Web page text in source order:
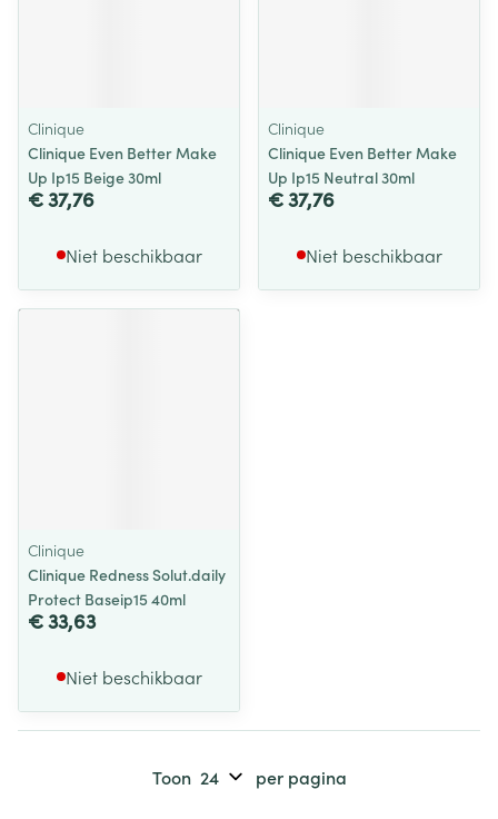
Clinique
Clinique Even Better Make
Up Ip15 Beige 30ml
€ 37,76
Niet beschikbaar
Clinique
Clinique Even Better Make
Up Ip15 Neutral 30ml
€ 37,76
Niet beschikbaar
Clinique
Clinique Redness Solut.daily
Protect Baseip15 40ml
€ 33,63
Niet beschikbaar
Toon per pagina